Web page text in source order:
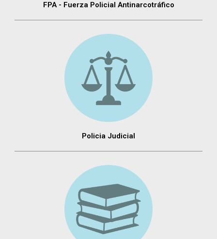
FPA - Fuerza Policial Antinarcotráfico
Policia Judicial